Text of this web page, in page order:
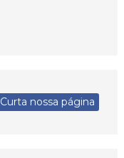
Curta nossa página